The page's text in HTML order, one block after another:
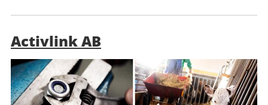
Activlink AB